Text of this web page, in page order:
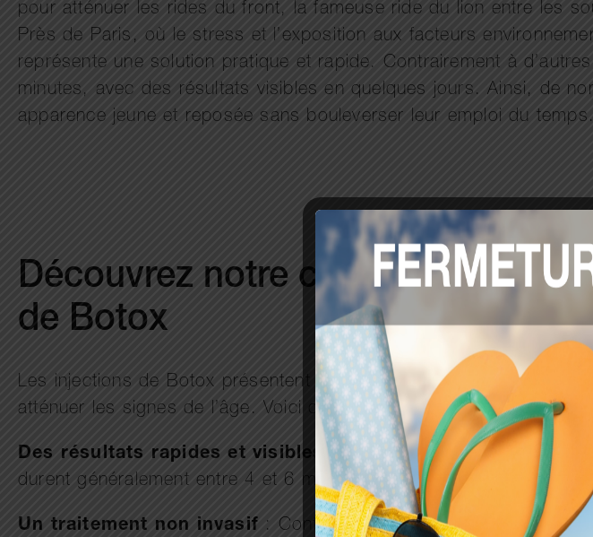
pour atténuer les rides du front, la fameuse ride du lion entre les
Près de Paris, où le stress et l’exposition aux facteurs
représente une solution pratique et rapide. Contrairement à
minutes, avec des résultats visibles en quelques jours. Ainsi, de
apparence jeune et reposée sans bouleverser leur emploi du temps.
Découvrez notre centre
de Botox
Les injections de Botox présentent de nombreux avantages qui
atténuer les signes de l’âge. Voici quelques-uns des principaux
Des résultats rapides et visibles
: En seulement quelques
durent généralement entre 4 et 6 mois.
Un traitement non invasif : Contrairement à la chirurgie